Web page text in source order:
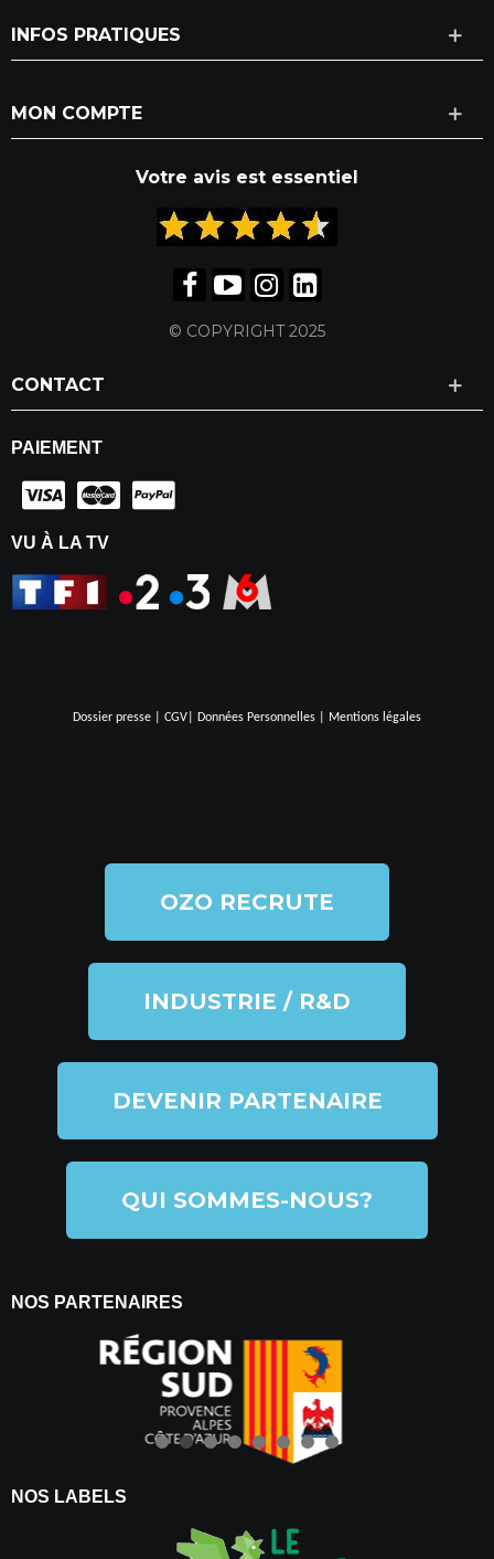
INFOS PRATIQUES
MON COMPTE
Votre avis est essentiel
© COPYRIGHT 2025
CONTACT
PAIEMENT
VU À LA TV
Dossier presse CGV Données Personnelles Mentions légales
OZO RECRUTE
INDUSTRIE / R&D
DEVENIR PARTENAIRE
QUI SOMMES-NOUS?
NOS PARTENAIRES
NOS LABELS